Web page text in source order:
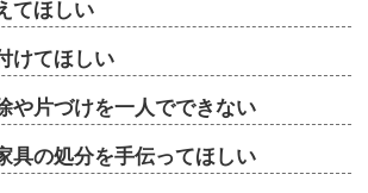
てほしい
けてほしい
や片づけを一人でできない
具の処分を手伝ってほしい